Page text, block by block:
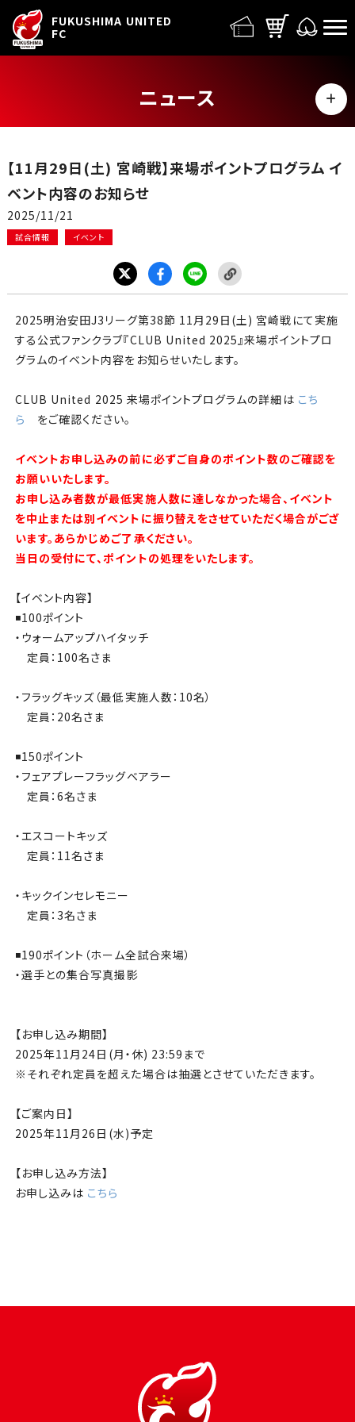
FUKUSHIMA UNITED
FC
ニュース
MENU
イベント
グッズ
チケット
アカデミー・スクール
パートナー
【11月29日(土) 宮崎戦】来場ポイントプログラム イ
ベント内容のお知らせ
2025/11/21
試合情報 イベント
2025明治安田J3リーグ第38節 11月29日(土) 宮崎戦にて実施
する公式ファンクラブ『CLUB United 2025』来場ポイントプロ
グラムのイベント内容をお知らせいたします。
CLUB United 2025 来場ポイントプログラムの詳細は こち
ら
をご確認ください。
イベントお申し込みの前に必ずご自身のポイント数のご確認を
お願いいたします。
お申し込み者数が最低実施人数に達しなかった場合、イベント
を中止または別イベントに振り替えをさせていただく場合がござ
います。あらかじめご了承ください。
当日の受付にて、ポイントの処理をいたします。
【イベント内容】
◾️100ポイント
・ウォームアップハイタッチ
定員：100名さま
・フラッグキッズ（最低実施人数：10名）
定員：20名さま
◾️150ポイント
・フェアプレーフラッグベアラー
定員：6名さま
・エスコートキッズ
定員：11名さま
・キックインセレモニー
定員：3名さま
◾️190ポイント（ホーム全試合来場）
・選手との集合写真撮影
【お申し込み期間】
2025年11月24日(月・休) 23:59まで
※それぞれ定員を超えた場合は抽選とさせていただきます。
【ご案内日】
2025年11月26日(水)予定
【お申し込み方法】
お申し込みは こちら